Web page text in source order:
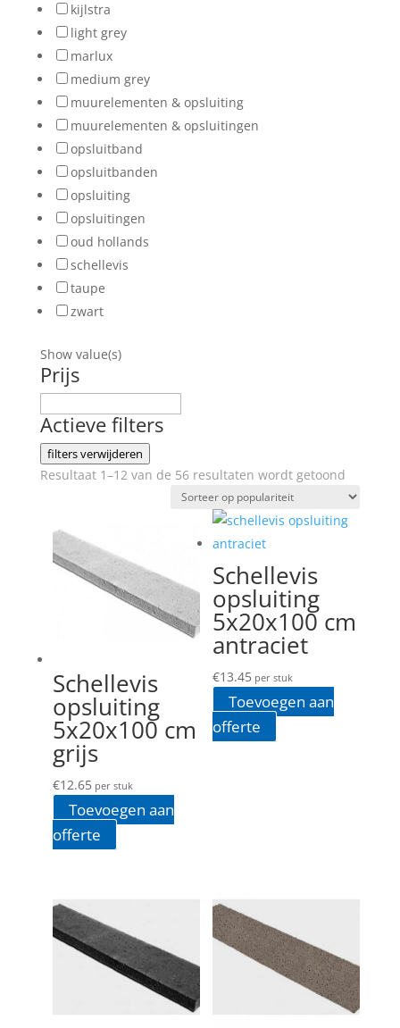
kijlstra
light grey
marlux
medium grey
muurelementen & opsluiting
muurelementen & opsluitingen
opsluitband
opsluitbanden
opsluiting
opsluitingen
oud hollands
schellevis
taupe
zwart
Show value(s)
Prijs
Actieve filters
filters verwijderen
Resultaat 1–12 van de 56 resultaten wordt getoond
op
Schellevis
opsluiting
5x20x100 cm
grijs
€12.65per stuk
Toevoegen aan
offerte
Schellevis
opsluiting
5x20x100 cm
antraciet
€13.45per stuk
Toevoegen aan
offerte